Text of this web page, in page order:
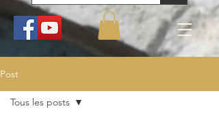
Post
Tous les posts